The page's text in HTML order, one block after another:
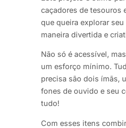
caçadores de tesouros
que queira explorar
maneira divertida e
Não só é acessível,
um esforço mínimo.
precisa são dois ímãs,
fones de ouvido e seu
tudo!
Com esses itens